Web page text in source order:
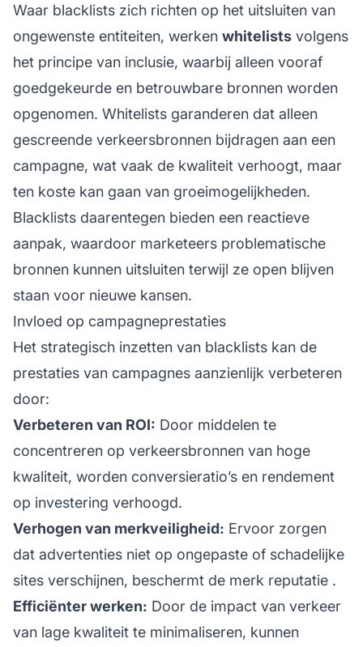
Waar blacklists zich richten op het uitsluiten van
ongewenste entiteiten, werken whitelists volgens
het principe van inclusie, waarbij alleen vooraf
goedgekeurde en betrouwbare bronnen worden
opgenomen. Whitelists garanderen dat alleen
gescreende verkeersbronnen bijdragen aan een
campagne, wat vaak de kwaliteit verhoogt, maar
ten koste kan gaan van groeimogelijkheden.
Blacklists daarentegen bieden een reactieve
aanpak, waardoor marketeers problematische
bronnen kunnen uitsluiten terwijl ze open blijven
staan voor nieuwe kansen.
Invloed op campagneprestaties
Het strategisch inzetten van blacklists kan de
prestaties van campagnes aanzienlijk verbeteren
door:
Verbeteren van ROI: Door middelen te
concentreren op verkeersbronnen van hoge
kwaliteit, worden conversieratio’s en rendement
op investering verhoogd.
Verhogen van merkveiligheid: Ervoor zorgen
dat advertenties niet op ongepaste of schadelijke
sites verschijnen, beschermt de merk reputatie .
Efficiënter werken: Door de impact van verkeer
van lage kwaliteit te minimaliseren, kunnen